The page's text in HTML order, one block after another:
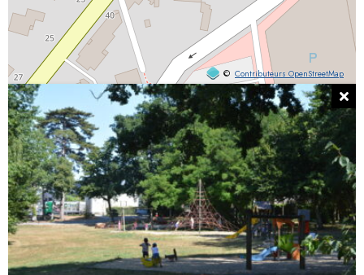
© Contributeurs OpenStreetMap